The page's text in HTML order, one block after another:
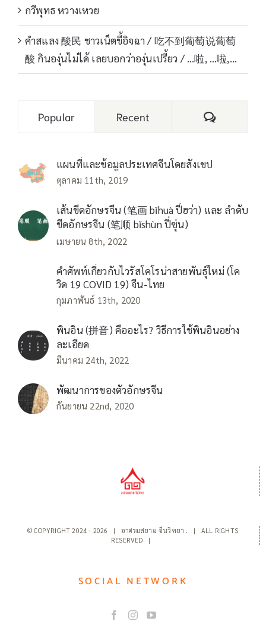
กวีพุทธ หวางเหวย
คำสแลง 酸民 ชาวเน็ตขี้อิจฉา / 吃不到葡萄说葡萄
酸 กินองุ่นไม่ได้ เลยบอกว่าองุ่นเปรี้ยว / …啦, …啦,…
Popular Recent Comments
แผนที่และข้อมูลประเทศจีนโดยสังเขป
ตุลาคม 11th, 2019
เส้นขีดอักษรจีน (笔画 bǐhuà ปี่ฮว่า) และ ลำดับ
ขีดอักษรจีน (笔顺 bǐshùn ปี่ซุ่น)
เมษายน 8th, 2022
คำศัพท์เกี่ยวกับไวรัสโคโรน่าสายพันธุ์ใหม่ (โค
วิด 19 COVID 19) จีน-ไทย
กุมภาพันธ์ 13th, 2020
พินอิน (拼音) คืออะไร? วิธีการใช้พินอินอย่าง
ละเอียด
มีนาคม 24th, 2022
พัฒนาการของตัวอักษรจีน
กันยายน 22nd, 2020
© COPYRIGHT 2024 - 2026 | อาศรมสยาม-จีนวิทยา .
| ALL RIGHTS
RESERVED |
SOCIAL NETWORK